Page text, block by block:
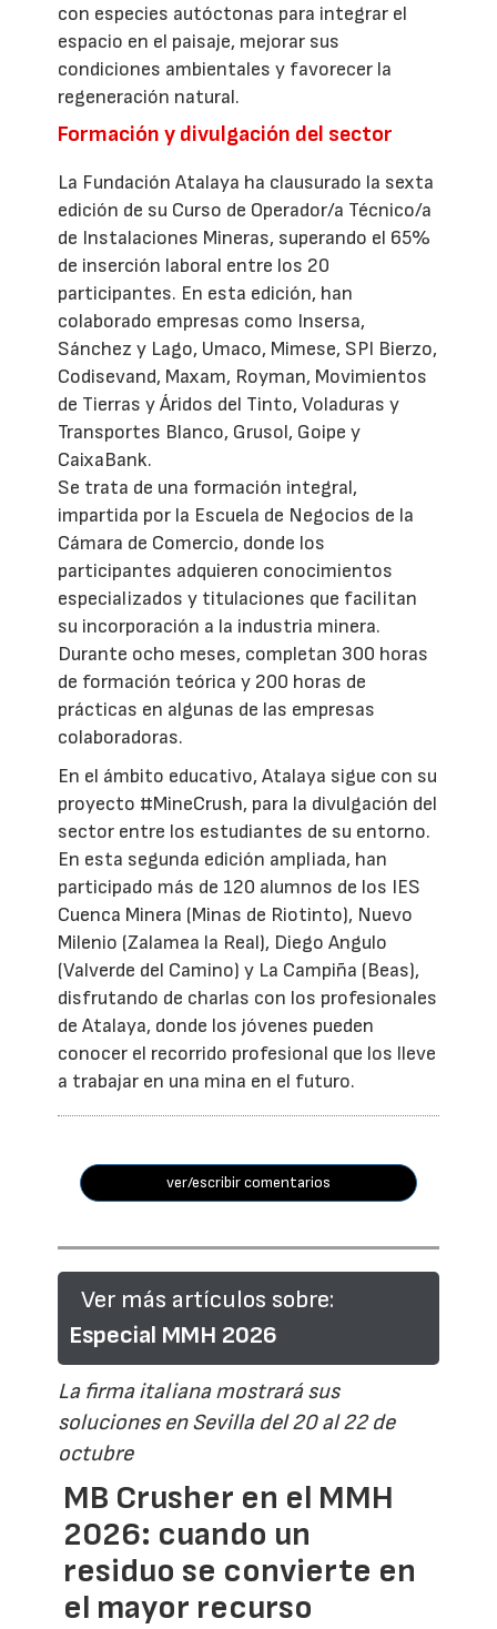
con especies autóctonas para integrar el
espacio en el paisaje, mejorar sus
condiciones ambientales y favorecer la
regeneración natural.
Formación y divulgación del sector
La Fundación Atalaya ha clausurado la sexta
edición de su Curso de Operador/a Técnico/a
de Instalaciones Mineras, superando el 65%
de inserción laboral entre los 20
participantes. En esta edición, han
colaborado empresas como Insersa,
Sánchez y Lago, Umaco, Mimese, SPI Bierzo,
Codisevand, Maxam, Royman, Movimientos
de Tierras y Áridos del Tinto, Voladuras y
Transportes Blanco, Grusol, Goipe y
CaixaBank.
Se trata de una formación integral,
impartida por la Escuela de Negocios de la
Cámara de Comercio, donde los
participantes adquieren conocimientos
especializados y titulaciones que facilitan
su incorporación a la industria minera.
Durante ocho meses, completan 300 horas
de formación teórica y 200 horas de
prácticas en algunas de las empresas
colaboradoras.
En el ámbito educativo, Atalaya sigue con su
proyecto #MineCrush, para la divulgación del
sector entre los estudiantes de su entorno.
En esta segunda edición ampliada, han
participado más de 120 alumnos de los IES
Cuenca Minera (Minas de Riotinto), Nuevo
Milenio (Zalamea la Real), Diego Angulo
(Valverde del Camino) y La Campiña (Beas),
disfrutando de charlas con los profesionales
de Atalaya, donde los jóvenes pueden
conocer el recorrido profesional que los lleve
a trabajar en una mina en el futuro.
ver/escribir comentarios
Ver más artículos sobre:
Especial MMH 2026
La firma italiana mostrará sus
soluciones en Sevilla del 20 al 22 de
octubre
MB Crusher en el MMH
2026: cuando un
residuo se convierte en
el mayor recurso